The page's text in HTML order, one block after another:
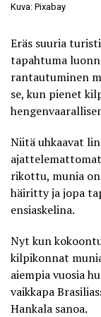
Kuva: Pixabay
Eräs suuria
tapahtuma
rantautuminen
se, kun pienet
Niitä uhkaavat
rikottu, munia
häiritty ja jopa
ensiaskelina.
Nyt kun
kilpikonnat
aiempia vuosia
vaikkapa
Hankala sanoa.